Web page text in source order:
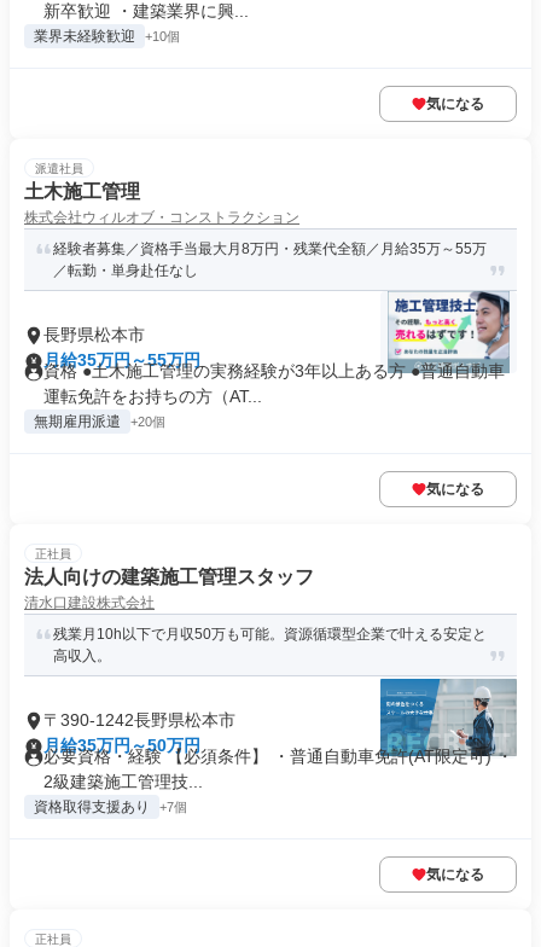
新卒歓迎 ・建築業界に興...
業界未経験歓迎 +10個
気になる
派遣社員
土木施工管理
株式会社ウィルオブ・コンストラクション
経験者募集／資格手当最大月8万円・残業代全額／月給35万～55万
／転勤・単身赴任なし
長野県松本市
月給35万円～55万円
資格 ●土木施工管理の実務経験が3年以上ある方 ●普通自動車
運転免許をお持ちの方（AT...
無期雇用派遣 +20個
気になる
正社員
法人向けの建築施工管理スタッフ
清水口建設株式会社
残業月10h以下で月収50万も可能。資源循環型企業で叶える安定と
高収入。
〒390-1242長野県松本市
月給35万円～50万円
必要資格・経験 【必須条件】 ・普通自動車免許(AT限定可) ・
2級建築施工管理技...
資格取得支援あり +7個
気になる
正社員